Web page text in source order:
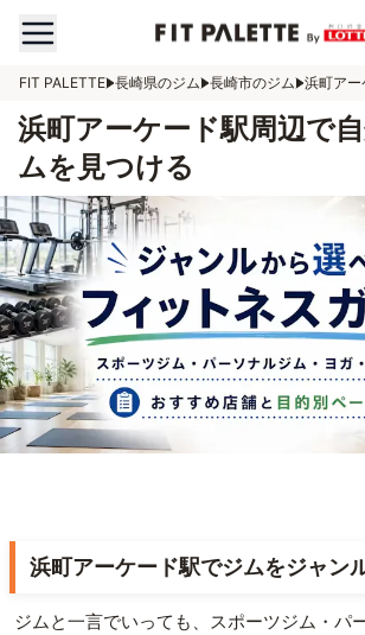
FIT PALETTE 長崎県のジム 長崎市のジム 浜町アー
浜町アーケード駅周辺で
ムを見つける
浜町アーケード駅でジムをジャン
ジムと一言でいっても、スポーツジム・パ